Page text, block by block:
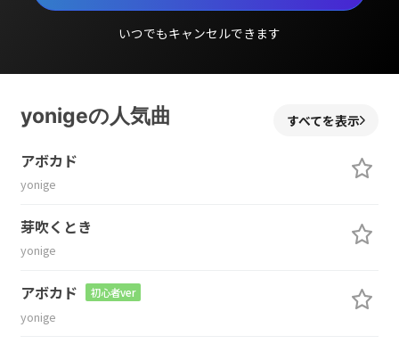
いつでもキャンセルできます
yonigeの人気曲 すべてを表示
アボカド
yonige
芽吹くとき
yonige
アボカド 初心者ver
yonige